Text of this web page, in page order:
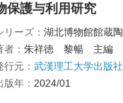
保護与利用研究
リーズ：
者：
行元： 武漢理工大学出版社
版年： 2024/01